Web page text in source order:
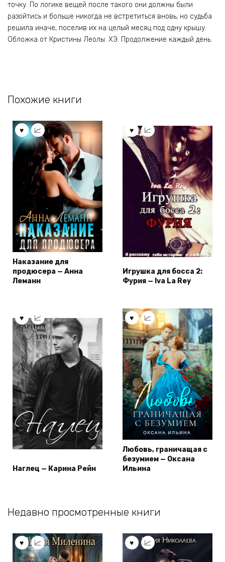
точку. По логике вещей после такого они должны были
разойтись и больше никогда не встретиться вновь, но судьба
решила иначе, поселив их на целый месяц под одну крышу.
Обложка от Кристины Леолы. ХЭ. Продолжение каждый день.
Похожие книги
Наказание для
продюсера — Анна
Леманн
Игрушка для босса 2:
Фурия — Iva La Rey
Наглец — Карина Рейн
Любовь, граничащая с
безумием — Оксана
Ильина
Недавно просмотренные книги